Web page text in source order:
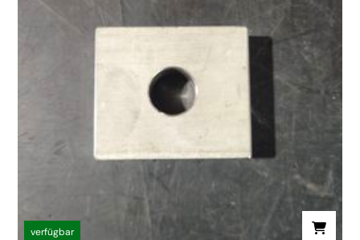
verfügbar